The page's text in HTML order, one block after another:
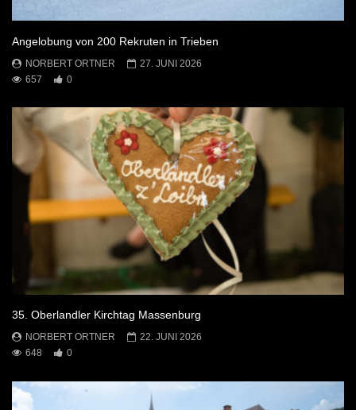
Angelobung von 200 Rekruten in Trieben
NORBERT ORTNER
27. JUNI 2026
657
0
35. Oberlandler Kirchtag Massenburg
NORBERT ORTNER
22. JUNI 2026
648
0